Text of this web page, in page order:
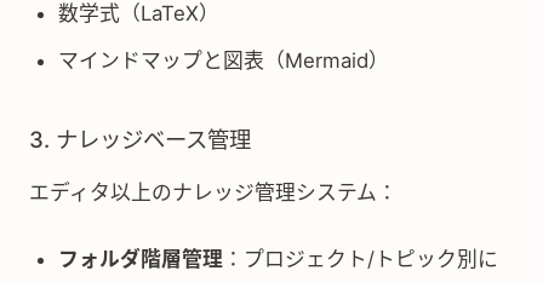
数学式（LaTeX）
マインドマップと図表（Mermaid）
3. ナレッジベース管理
エディタ以上のナレッジ管理システム：
フォルダ階層管理 ：プロジェクト/トピック別に